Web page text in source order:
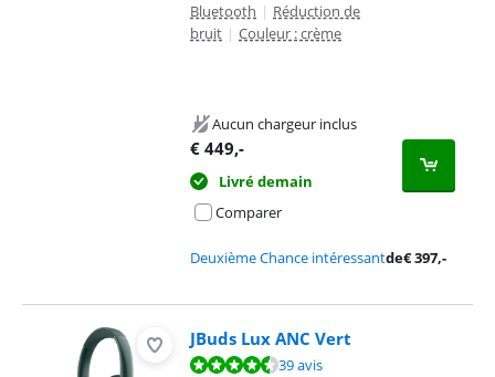
Bluetooth | Réduction de
bruit | Couleur : crème
Aucun chargeur inclus
€ 449,-
Livré demain
Comparer
Deuxième Chance intéressantde€397,-
JBuds Lux ANC Vert
La note est de 9,0 sur 10, basée sur 39 avis.39 avis